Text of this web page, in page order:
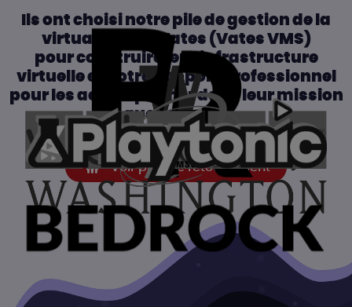
Ils ont choisi notre pile de gestion de la
virtualisation Vates (Vates VMS)
pour construire leur infrastructure
virtuelle et notre support professionnel
pour les accompagner dans leur mission
quotidienne.
Voir plus de retours client